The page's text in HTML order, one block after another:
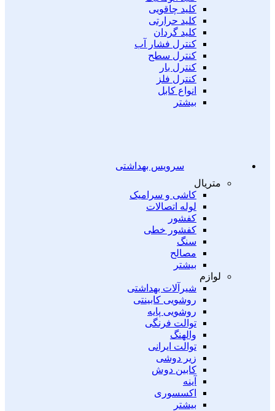
کلید چاقویی
کلید حرارتی
کلید گردان
کنترل فشار آب
کنترل سطح
کنترل بار
کنترل فلز
انواع کابل
بیشتر
سرویس بهداشتی
متریال
کاشی و سرامیک
لوله اتصالات
کفشور
کفشور خطی
سنگ
مصالح
بیشتر
لوازم
شیرآلات بهداشتی
روشویی کابینتی
روشویی پایه
توالت فرنگی
والهنگ
توالت ایرانی
زیر دوشی
کابین دوش
آینه
اکسسوری
بیشتر